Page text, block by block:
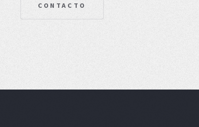
CONTACTO